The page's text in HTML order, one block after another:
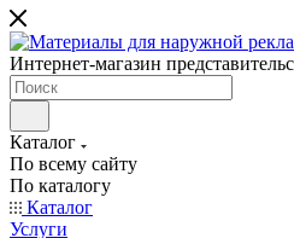
Интернет-магазин
Каталог
По всему сайту
По каталогу
Каталог
Услуги